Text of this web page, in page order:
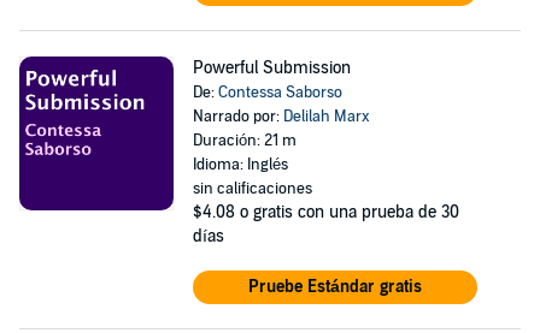
Powerful Submission
De:Contessa Saborso
Narrado por: Delilah Marx
Duración: 21 m
Idioma: Inglés
sin calificaciones
$4.08 o gratis con una prueba de 30
días
Pruebe Estándar gratis